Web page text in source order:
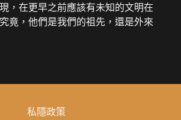
，在更早之前應該有未知的文明在
竟，他們是我們的祖先，還是外來
私隱政策